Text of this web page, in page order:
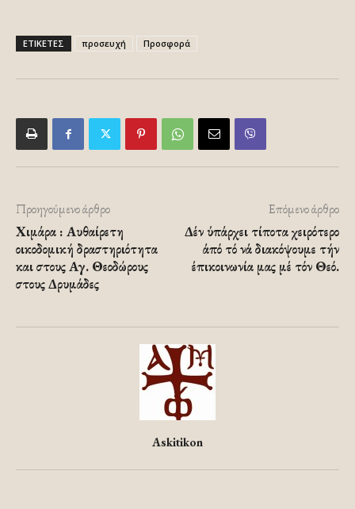
ΕΤΙΚΕΤΕΣ προσευχή Προσφορά
Προηγούμενο άρθρο
Χιμάρα : Αυθαίρετη
οικοδομική δραστηριότητα
και στους Αγ. Θεοδώρους
στους Δρυμάδες
Επόμενο άρθρο
Δέν ύπάρχει τίποτα χειρότερο
άπό τό νά διακόψουμε τήν
έπικοινωνία μας μέ τόν Θεό.
Askitikon